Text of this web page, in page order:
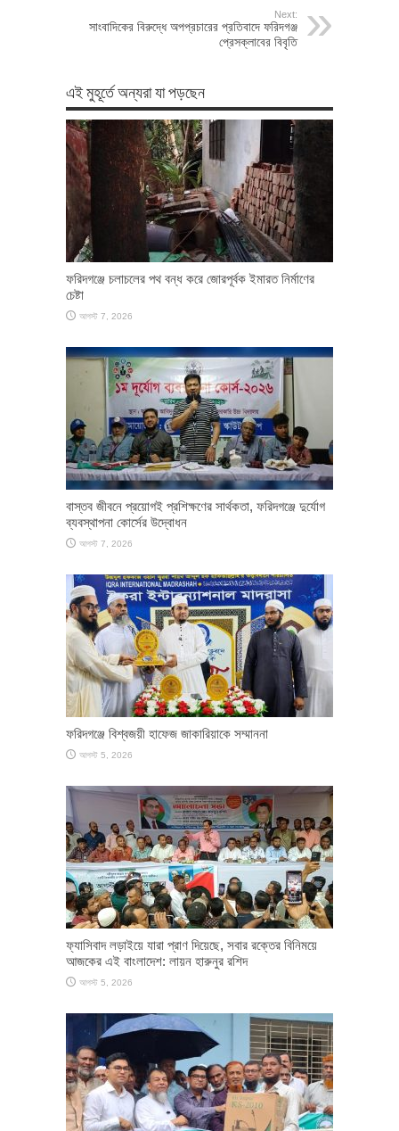
Next:
সাংবাদিকের বিরুদ্ধে অপপ্রচারের প্রতিবাদে ফরিদগঞ্জ
প্রেসক্লাবের বিবৃতি
এই মুহূর্তে অন্যরা যা পড়ছেন
ফরিদগঞ্জে চলাচলের পথ বন্ধ করে জোরপূর্বক ইমারত নির্মাণের
চেষ্টা
আগস্ট 7, 2026
​বাস্তব জীবনে প্রয়োগই প্রশিক্ষণের সার্থকতা, ফরিদগঞ্জে দুর্যোগ
ব্যবস্থাপনা কোর্সের উদ্বোধন
আগস্ট 7, 2026
ফরিদগঞ্জে বিশ্বজয়ী হাফেজ জাকারিয়াকে সম্মাননা
আগস্ট 5, 2026
ফ্যাসিবাদ লড়াইয়ে যারা প্রাণ দিয়েছে, সবার রক্তের বিনিময়ে
আজকের এই বাংলাদেশ: লায়ন হারুনুর রশিদ
আগস্ট 5, 2026